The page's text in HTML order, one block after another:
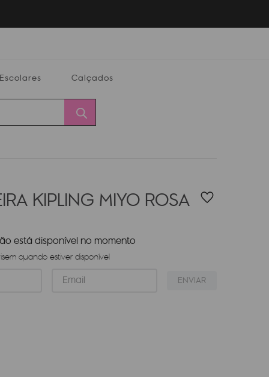
Escolares Calçados
KIPLING MIYO ROSA
está disponível no momento
quando estiver disponível
ENVIAR